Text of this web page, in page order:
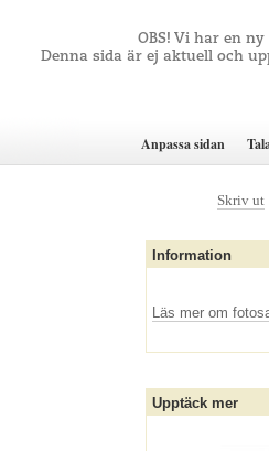
OBS! Vi har en ny
Denna sida är ej aktuell och
Anpassa sidan
Skriv ut
Information
Läs mer om
Upptäck mer